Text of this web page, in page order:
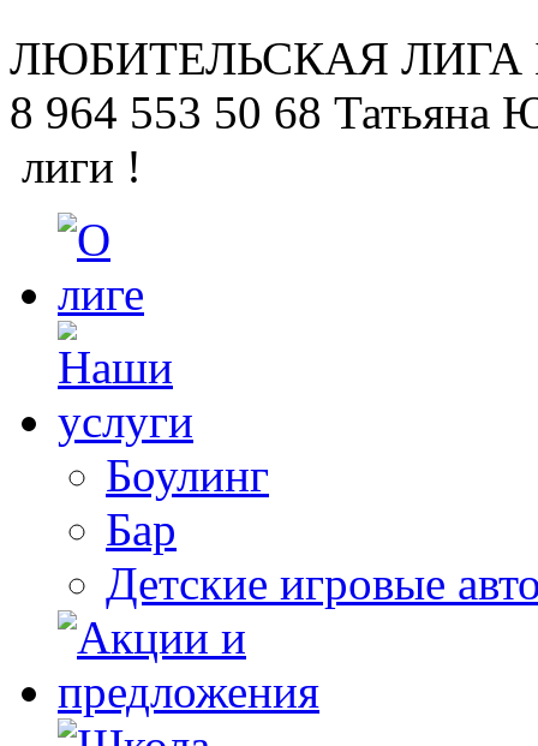
ЛЮБИТЕЛЬСКАЯ ЛИГА
8 964 553 50 68 Татьяна
лиги !
Боулинг
Бар
Детские игровые